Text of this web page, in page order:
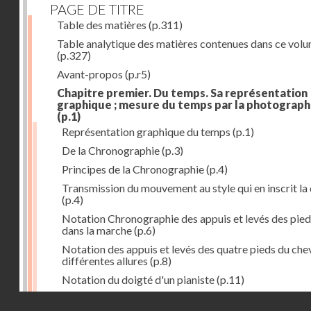
PAGE DE TITRE
Table des matières (p.311)
Table analytique des matières contenues dans ce
(p.327)
Avant-propos (p.r5)
Chapitre premier. Du temps. Sa représentation
graphique ; mesure du temps par la
(p.1)
Représentation graphique du temps (p.1)
De la Chronographie(p.3)
Principes de la Chronographie(p.4)
Transmission du mouvement au style qui en inscrit la
(p.4)
Notation Chronographie des appuis et levés des
dans la marche(p.6)
Notation des appuis et levés des quatre pieds du
différentes allures (p.8)
Notation du doigté d'un pianiste(p.11)